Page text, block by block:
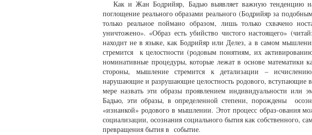
Как и Жан Бодрийяр, Бадью выявляет важную тенденцию
поглощение реального образами реального (Бодрийяр за
только реальное поймано образом, лишь только схвачено
уничтожено». «Образ есть убийство чистого настоящего»
находит не в языке, как Бодрийяр или Делез, а в самом
стремится к целостности (родовым понятиям, их
номинативные процедуры, которые лежат в основе математики
стороны, мышление стремится к детализации –
нарушающие и разрушающие целостность родового, вступающие
мере назвать эти образы проявлением индивидуальности или
Бадью, эти образы, в определенной степени, порождены
«изнанкой» родового в мышлении. Этот процесс образ-ования
социализации, осознания социального бытия как собственного,
превращения бытия в событие.